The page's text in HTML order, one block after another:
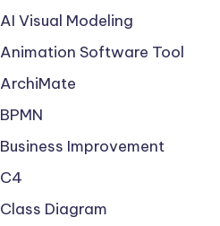
AI Visual Modeling
Animation Software Tool
ArchiMate
BPMN
Business Improvement
C4
Class Diagram